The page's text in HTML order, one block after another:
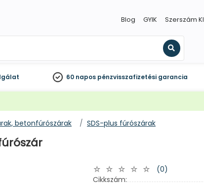
Blog GYIK Szerszám
Keresés
60 napos pénzvisszafizetési garancia
betonfúrószárak SDS-plus fúrószárak
(0)
Cikkszám: